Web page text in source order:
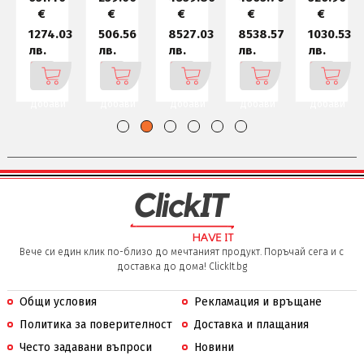
€
1274.03
лв.
€
506.56
лв.
€
8527.03
лв.
€
8538.57
лв.
€
1030.53
лв.
Вече си един клик по-близо до мечтаният продукт. Поръчай сега и с
доставка до дома! ClickIt.bg
Общи условия
Рекламация и връщане
Политика за поверителност
Доставка и плащания
Често задавани въпроси
Новини